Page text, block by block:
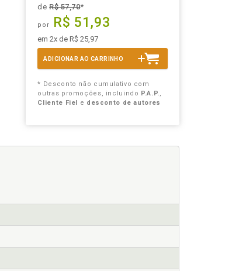
deR$ 57,70*
por R$ 51,93
em 2x de R$ 25,97
ADICIONAR AO CARRINHO
* Desconto não cumulativo com
outras promoções, incluindo P.A.P.,
Cliente Fiel
e desconto de autores